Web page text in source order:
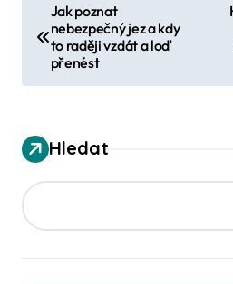
a
v
g
a
c
e
Jak poznat
nebezpečný jez a kdy
to raději vzdát a loď
přenést
Hledat